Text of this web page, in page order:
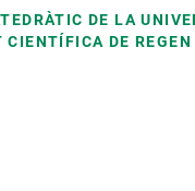
DE LA
DE REGEN